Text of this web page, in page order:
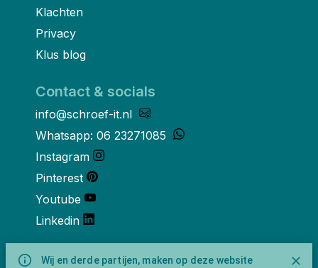
Wij en derde partijen, maken op deze website
Klachten
Privacy
Klus blog
Contact & socials
info@schroef-it.nl
Whatsapp: 06 23271085
Instagram
Pinterest
Youtube
Linkedin
Over ons